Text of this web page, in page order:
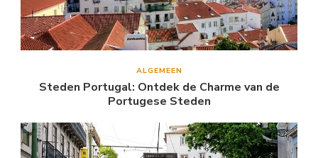
ALGEMEEN
Steden Portugal: Ontdek de Charme van de
Portugese Steden